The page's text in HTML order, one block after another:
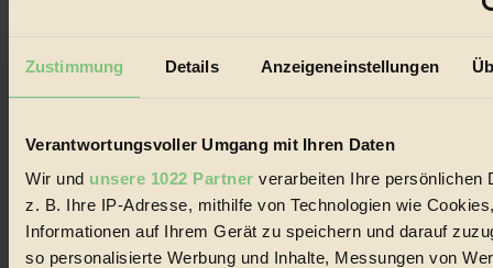
Zustimmung Details Anzeigeneinstellungen
Verantwortungsvoller Umgang mit Ihren Daten
Wir und unsere 1022 Partner verarbeiten Ihre persönlichen
z. B. Ihre IP-Adresse, mithilfe von Technologien wie
Informationen auf Ihrem Gerät zu speichern und darauf
so personalisierte Werbung und Inhalte, Messungen von
Lebenswandel. Es ist eine moderne Plattform für Ideen, Menschen
und Produkte, ein Leitfaden im schnell wachsenden Markt des
Handels mit Bioprodukten, des Fair-Trade sowie der Branche
alternativer Energien.